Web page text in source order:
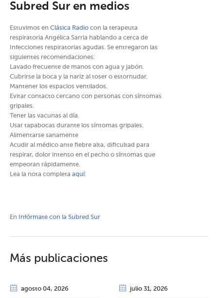
Subred Sur en medios
Estuvimos en Clásica Radio con la terapeuta
respiratoria Angélica Sarria hablando a cerca de
Infecciones respiratorias agudas. Se entregaron las
siguientes recomendaciones:
Lavado frecuente de manos con agua y jabón.
Cubrirse la boca y la nariz al toser o estornudar.
Mantener los espacios ventilados.
Evitar contacto cercano con personas con síntomas
gripales.
Tener las vacunas al día.
Usar tapabocas durante los síntomas gripales.
Alimentarse sanamente
Acudir al médico ante fiebre alta, dificultad para
respirar, dolor intenso en el pecho o síntomas que
empeoran rápidamente.
Lea la nota completa aquí:
En Infórmate con la Subred Sur
Más publicaciones
agosto 04, 2026 julio 31, 2026